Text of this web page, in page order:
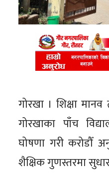
गोरखा । शिक्षा
गोरखाका पाँच
घोषणा गरी करोडौँ
शैक्षिक गुणस्तरमा